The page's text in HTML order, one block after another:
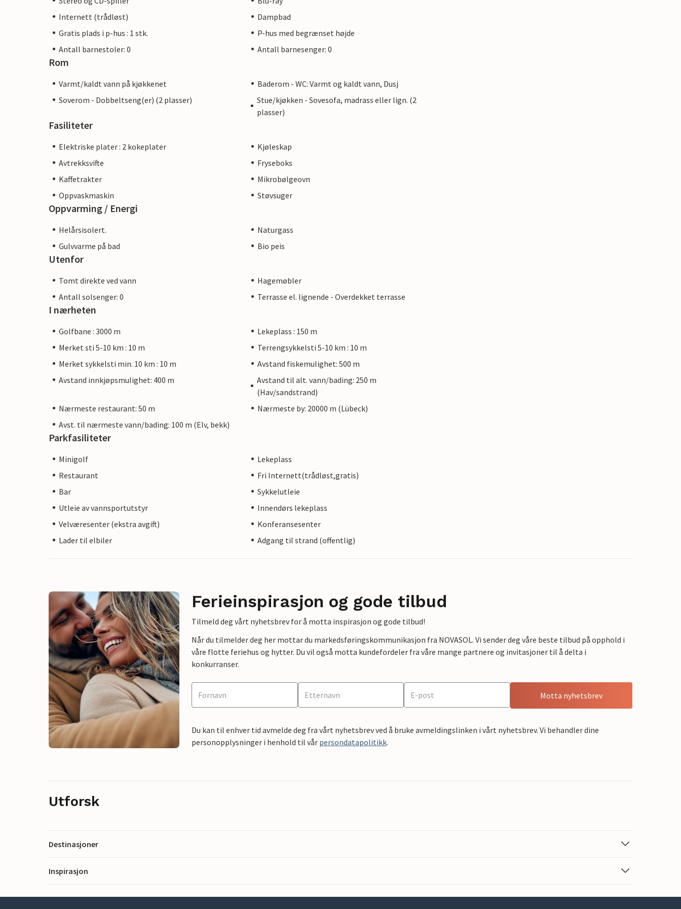
Internett (trådløst)
Dampbad
Gratis plads i p-hus : 1 stk.
P-hus med begrænset højde
Antall barnestoler: 0
Antall barnesenger: 0
Rom
Varmt/kaldt vann på kjøkkenet
Baderom - WC: Varmt og kaldt vann, Dusj
Soverom - Dobbeltseng(er) (2 plasser)
Stue/kjøkken - Sovesofa, madrass eller lign. (2
plasser)
Fasiliteter
Elektriske plater : 2 kokeplater
Kjøleskap
Avtrekksvifte
Fryseboks
Kaffetrakter
Mikrobølgeovn
Oppvaskmaskin
Støvsuger
Oppvarming / Energi
Helårsisolert.
Naturgass
Gulvvarme på bad
Bio peis
Utenfor
Tomt direkte ved vann
Hagemøbler
Antall solsenger: 0
Terrasse el. lignende - Overdekket terrasse
I nærheten
Golfbane : 3000 m
Lekeplass : 150 m
Merket sti 5-10 km : 10 m
Terrengsykkelsti 5-10 km : 10 m
Merket sykkelsti min. 10 km : 10 m
Avstand fiskemulighet: 500 m
Avstand innkjøpsmulighet: 400 m
Avstand til alt. vann/bading: 250 m
(Hav/sandstrand)
Nærmeste restaurant: 50 m
Nærmeste by: 20000 m (Lübeck)
Avst. til nærmeste vann/bading: 100 m (Elv, bekk)
Parkfasiliteter
Minigolf
Lekeplass
Restaurant
Fri Internett(trådløst,gratis)
Bar
Sykkelutleie
Utleie av vannsportutstyr
Innendørs lekeplass
Velværesenter (ekstra avgift)
Konferansesenter
Lader til elbiler
Adgang til strand (offentlig)
Ferieinspirasjon og gode tilbud
Tilmeld deg vårt nyhetsbrev for å motta inspirasjon og gode tilbud!
Når du tilmelder deg her mottar du markedsføringskommunikasjon fra NOVASOL. Vi sender deg våre beste tilbud på opphold i
våre flotte feriehus og hytter. Du vil også motta kundefordeler fra våre mange partnere og invitasjoner til å delta i
konkurranser.
Motta nyhetsbrev
Du kan til enhver tid avmelde deg fra vårt nyhetsbrev ved å bruke avmeldingslinken i vårt nyhetsbrev. Vi behandler dine
personopplysninger i henhold til vår persondatapolitikk.
Utforsk
Destinasjoner
Inspirasjon